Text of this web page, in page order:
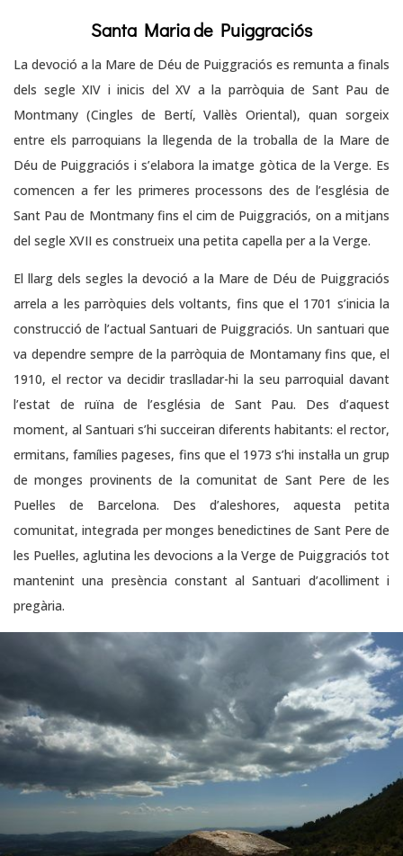
Santa Maria de Puiggraciós
La devoció a la Mare de Déu de Puiggraciós es remunta a finals
dels segle XIV i inicis del XV a la parròquia de Sant Pau de
Montmany (Cingles de Bertí, Vallès Oriental), quan sorgeix
entre els parroquians la llegenda de la troballa de la Mare de
Déu de Puiggraciós i s’elabora la imatge gòtica de la Verge. Es
comencen a fer les primeres processons des de l’església de
Sant Pau de Montmany fins el cim de Puiggraciós, on a mitjans
del segle XVII es construeix una petita capella per a la Verge.
El llarg dels segles la devoció a la Mare de Déu de Puiggraciós
arrela a les parròquies dels voltants, fins que el 1701 s’inicia la
construcció de l’actual Santuari de Puiggraciós. Un santuari que
va dependre sempre de la parròquia de Montamany fins que, el
1910, el rector va decidir traslladar-hi la seu parroquial davant
l’estat de ruïna de l’església de Sant Pau. Des d’aquest
moment, al Santuari s’hi succeiran diferents habitants: el rector,
ermitans, famílies pageses, fins que el 1973 s’hi instal·la un grup
de monges provinents de la comunitat de Sant Pere de les
Puel·les de Barcelona. Des d’aleshores, aquesta petita
comunitat, integrada per monges benedictines de Sant Pere de
les Puel·les, aglutina les devocions a la Verge de Puiggraciós tot
mantenint una presència constant al Santuari d’acolliment i
pregària.